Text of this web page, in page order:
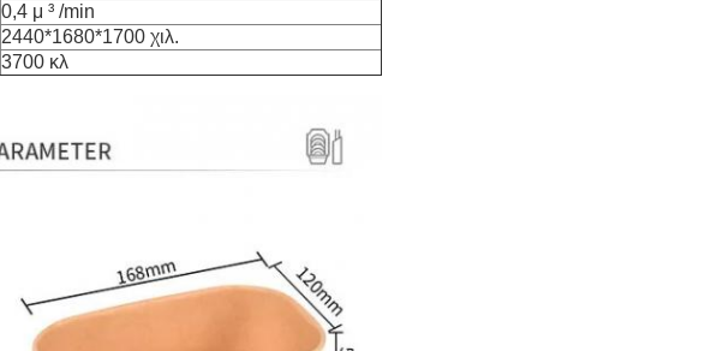
0,4 μ ³ /min
2440*1680*1700 χιλ.
3700 κλ